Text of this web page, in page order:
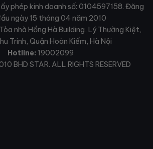
phép kinh doanh số: 0104597158. Đăng
ngày 15 tháng 04 năm 2010
nhà Hồng Hà Building, Lý Thường Kiệt,
Trinh, Quận Hoàn Kiếm, Hà Nội
Hotline: 19002099
BHD STAR. ALL RIGHTS RESERVED